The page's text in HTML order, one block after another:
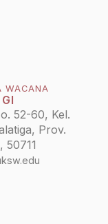
WACANA
52-60, Kel.
Prov.
50711